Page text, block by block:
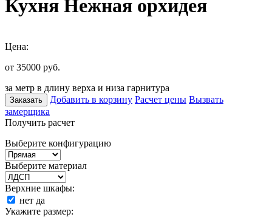
Кухня Нежная орхидея
Цена:
от 35000 руб.
за метр в длину верха и низа гарнитура
Заказать Добавить в корзину Расчет цены Вызвать
замерщика
Получить расчет
Выберите конфигурацию
Выберите материал
Верхние шкафы:
нет да
Укажите размер: